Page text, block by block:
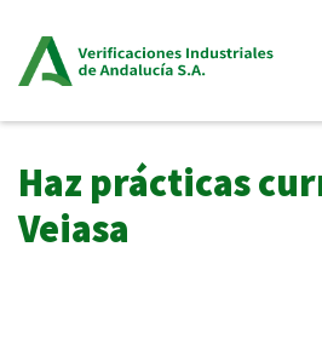
Haz prácticas
Veiasa